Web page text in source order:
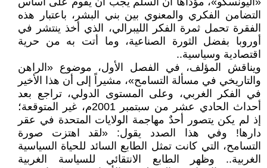
التضامن الفكري والمعنوي بين بني البشر، باعتبار هذه
الفقرة تحمل ثمرة الفكر الليبرالي، الذي أخذ ينتشر في
أوروبا بفضل الثورة الصناعية، وما أتت به من حرية
اقتصادية وسياسية..
ويناقش المؤلف، في الفصل الأول، موضوع «الراهن
والتاريخي في مسألة التسامح»، مشيراً إلى أن هذا الأخير
في الفكر الغربي، وعلى المستوى الدولي، تراجع بعد
أحداث الحادي عشر من سبتمبر 2001م، غير المتوقعة؛
إذ لم يكن يتصور أحدٌ مهاجمة الولايات المتحدة في عقر
دارها! وفي هذا الصدد يقول: «لقد اهتزت صورة
التسامح، التي كانت تمثل الطابع السائد للحياة السياسية
الغربية.. وظهر الطابع الانتقائي للسياسة الغربية